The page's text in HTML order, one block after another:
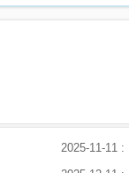
: 2025-11-11